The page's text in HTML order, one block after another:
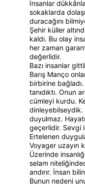
İnsanlar
sokaklarda
duracağını
Şehir küller
kaldı. Bu olay
her zaman
değerlidir.
Bazı insanlar
Barış Manço
birbirine
tanıdıktı. Onun
cümleyi kurdu.
dinleyebilseydik.
duyulmaz.
geçerlidir. Sevgi
Ertelenen
Voyager uzayın
Üzerinde
selam
andırır. İnsan
Bunun nedeni